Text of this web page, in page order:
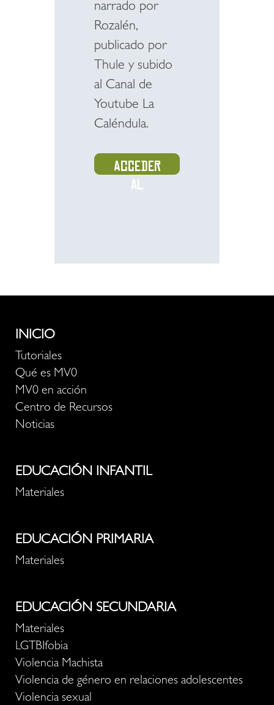
narrado por
Rozalén,
publicado por
Thule y subido
al Canal de
Youtube La
Caléndula.
Acceder
al
INICIO
Tutoriales
Qué es MV0
MV0 en acción
Centro de Recursos
Noticias
EDUCACIÓN INFANTIL
Materiales
EDUCACIÓN PRIMARIA
Materiales
EDUCACIÓN SECUNDARIA
Materiales
LGTBIfobia
Violencia Machista
Violencia de género en relaciones adolescentes
Violencia sexual